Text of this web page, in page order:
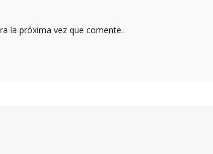
la próxima vez que comente.